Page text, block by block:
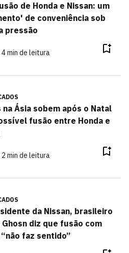
de Honda e Nissan: um
de conveniência sob
pressão
min de leitura
na Ásia sobem após o Natal
fusão entre Honda e
min de leitura
da Nissan, brasileiro
Ghosn diz que fusão com
“não faz sentido”